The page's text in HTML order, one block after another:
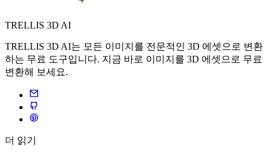
TRELLIS 3D AI
TRELLIS 3D AI는 모든 이미지를 전문적인 3D 에셋으로 변환
하는 무료 도구입니다. 지금 바로 이미지를 3D 에셋으로 무료
변환해 보세요.
더 읽기